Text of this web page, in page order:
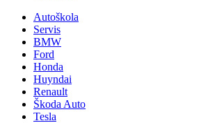
Autoškola
Servis
BMW
Ford
Honda
Huyndai
Renault
Škoda Auto
Tesla